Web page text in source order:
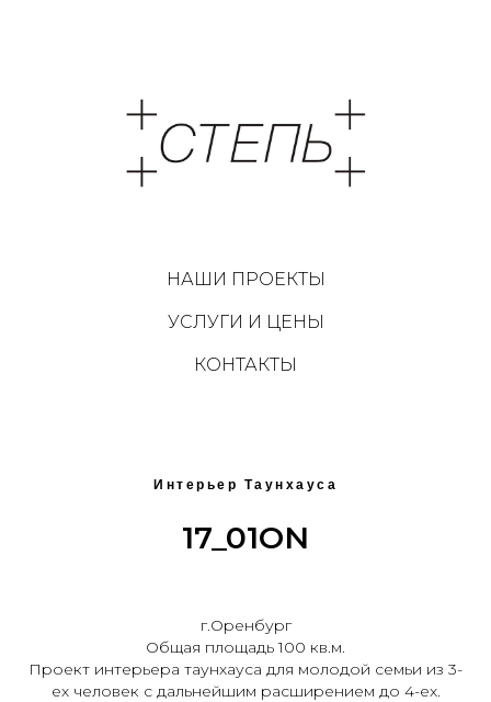
НАШИ ПРОЕКТЫ
УСЛУГИ И ЦЕНЫ
КОНТАКТЫ
Интерьер Таунхауса
17_01ON
г.Оренбург
Общая площадь 100 кв.м.
Проект интерьера таунхауса для молодой семьи из 3-
ех человек с дальнейшим расширением до 4-ех.